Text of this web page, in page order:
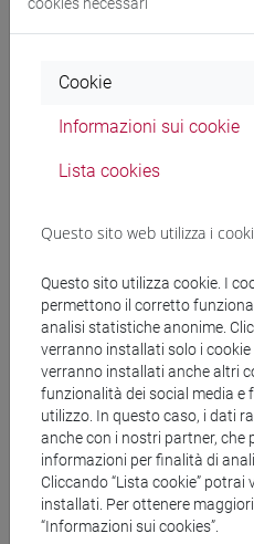
FERRARI Aldo
Materiali didattici
Materiali su Moodle
Corsi di studio e
[LM20] LINGUE E
DELL'AFRICA
magistrale (DM270)
cina/giappone/vicino
cookies necessari
Cookie
Informazioni sui cookie
Lista cookies
Questo sito web utilizza i
Questo sito utilizza cookie. I
permettono il corretto
analisi statistiche anonime.
verranno installati solo i cookie
verranno installati anche altri
funzionalità dei social media
utilizzo. In questo caso, i dati
anche con i nostri partner,
informazioni per finalità di
Cliccando “Lista cookie”
installati. Per ottenere
“Informazioni sui cookies”.